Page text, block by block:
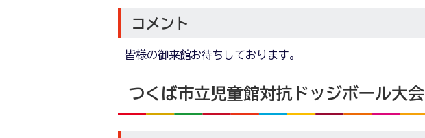
コメント
皆様の御来館お待ちしております。
つくば市立児童館対抗ドッジボール大会